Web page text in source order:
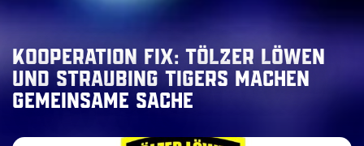
Kooperation fix: Tölzer Löwen
und Straubing Tigers machen
gemeinsame Sache